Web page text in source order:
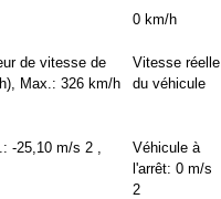
0 km/h
de vitesse de
Max.: 326 km/h
Vitesse réelle
du véhicule
-25,10 m/s 2 ,
Véhicule à
l'arrêt: 0 m/s
2